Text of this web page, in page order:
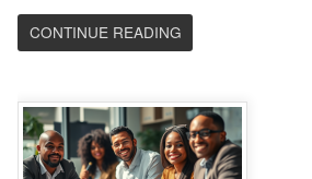
CONTINUE READING